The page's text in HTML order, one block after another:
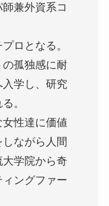
兼外資系コ
ロとなる。
の孤独感に耐
学し、研究
。
性達に価値
ながら人間
学院から奇
ングファー